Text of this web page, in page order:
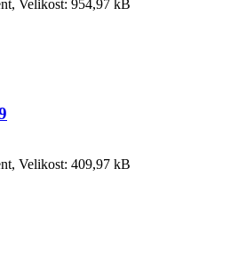
Velikost: 954,97 kB
Velikost: 409,97 kB